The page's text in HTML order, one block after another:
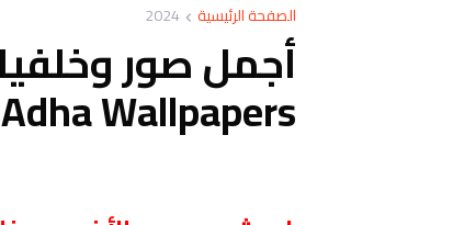
الصفحة الرئيسية 2024
Adha Wallpapers